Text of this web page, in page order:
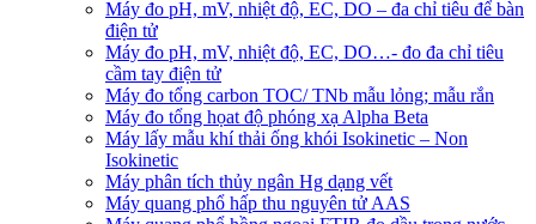
Máy đo pH, mV, nhiệt độ, EC, DO – đa chỉ tiêu để bàn
điện tử
Máy đo pH, mV, nhiệt độ, EC, DO…- đo đa chỉ tiêu
cầm tay điện tử
Máy đo tổng carbon TOC/ TNb mẫu lỏng; mẫu rắn
Máy đo tổng họat độ phóng xạ Alpha Beta
Máy lấy mẫu khí thải ống khói Isokinetic – Non
Isokinetic
Máy phân tích thủy ngân Hg dạng vết
Máy quang phổ hấp thu nguyên tử AAS